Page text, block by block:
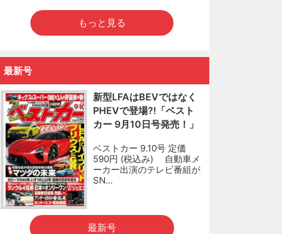
もっと見る
最新号
新型LFAはBEVではなく
PHEVで登場?!「ベスト
カー 9月10日号発売！」
ベストカー 9.10号 定価
590円 (税込み) 自動車メ
ーカー出演のテレビ番組が
SN…
最新号